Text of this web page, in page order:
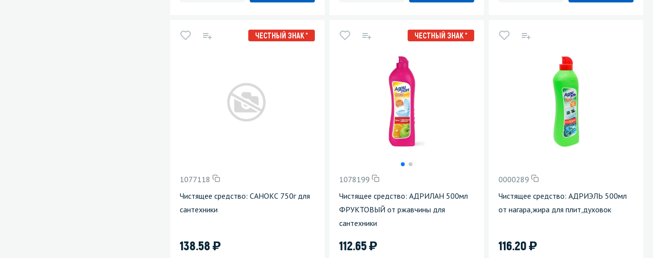
ЧЕСТНЫЙ ЗНАК *
1077118
Чистящее средство: САНОКС 750г для
сантехники
138.58)
ЧЕСТНЫЙ ЗНАК *
1078199
Чистящее средство: АДРИЛАН 500мл
ФРУКТОВЫЙ от ржавчины для
сантехники
112.65)
0000289
Чистящее средство: АДРИЭЛЬ 500мл
от нагара,жира для плит,духовок
116.20)